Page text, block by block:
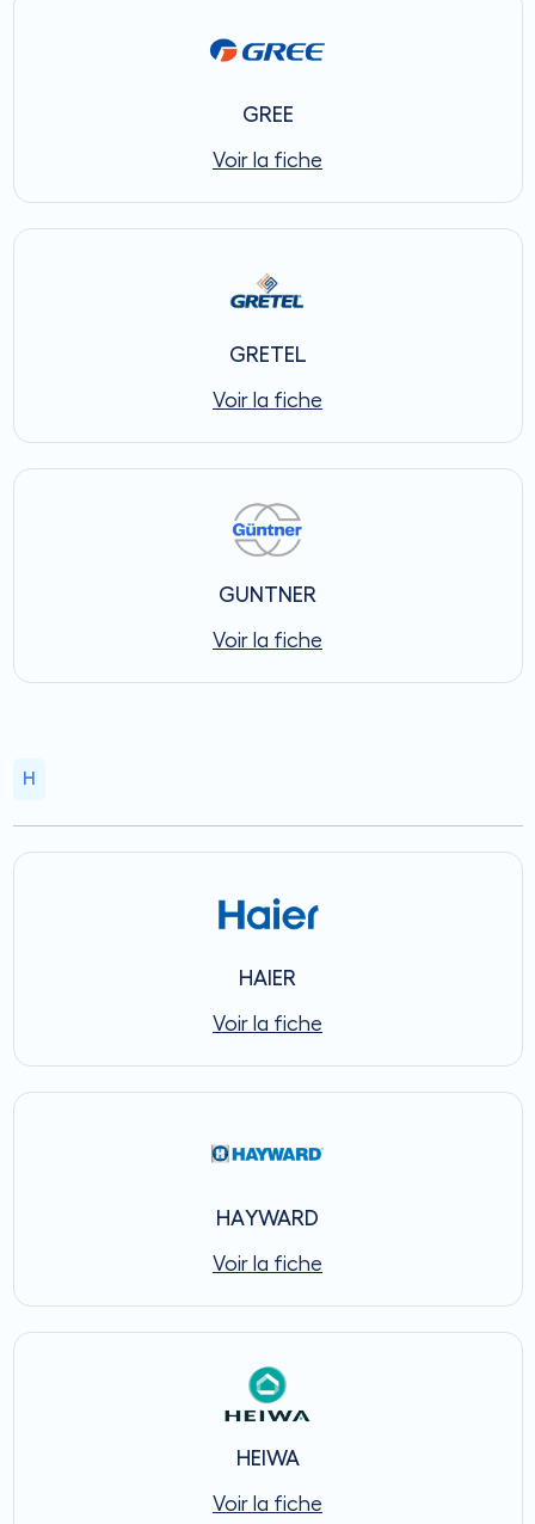
GREE
Voir la fiche
GRETEL
Voir la fiche
GUNTNER
Voir la fiche
H
HAIER
Voir la fiche
HAYWARD
Voir la fiche
HEIWA
Voir la fiche